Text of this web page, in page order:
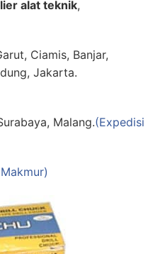
alat teknik,
Ciamis, Banjar,
Jakarta.
Malang.(Expedisi